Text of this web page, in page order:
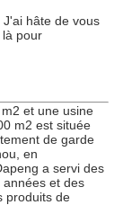
hâte de vous
pour
et une usine
m2 est située
de garde
en
a servi des
et des
produits de